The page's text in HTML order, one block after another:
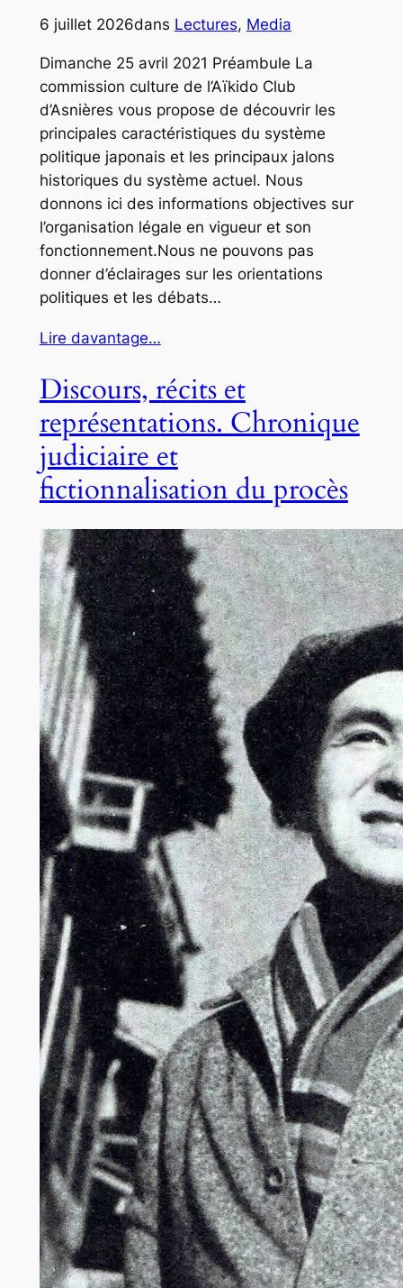
6 juillet 2026dans Lectures, Media
Dimanche 25 avril 2021 Préambule La
commission culture de l’Aïkido Club
d’Asnières vous propose de découvrir les
principales caractéristiques du système
politique japonais et les principaux jalons
historiques du système actuel. Nous
donnons ici des informations objectives sur
l’organisation légale en vigueur et son
fonctionnement.Nous ne pouvons pas
donner d’éclairages sur les orientations
politiques et les débats…
Lire davantage…
Discours, récits et
représentations. Chronique
judiciaire et
fictionnalisation du procès